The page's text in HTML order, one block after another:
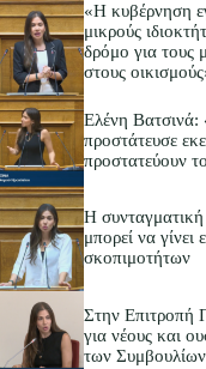
«Η κυβέρνηση
μικρούς
δρόμο για τους
στους
Ελένη Βατσινά:
προστάτευσε
προστατεύουν
Η
μπορεί να γίνει
σκοπιμοτήτων
Στην Επιτροπή
για νέους και
των